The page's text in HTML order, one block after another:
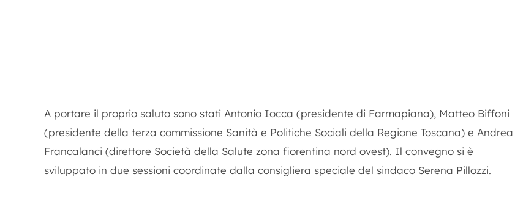
A portare il proprio saluto sono stati Antonio Iocca (presidente di Farmapiana), Matteo Biffoni
(presidente della terza commissione Sanità e Politiche Sociali della Regione Toscana) e Andrea
Francalanci (direttore Società della Salute zona fiorentina nord ovest). Il convegno si è
sviluppato in due sessioni coordinate dalla consigliera speciale del sindaco Serena Pillozzi.